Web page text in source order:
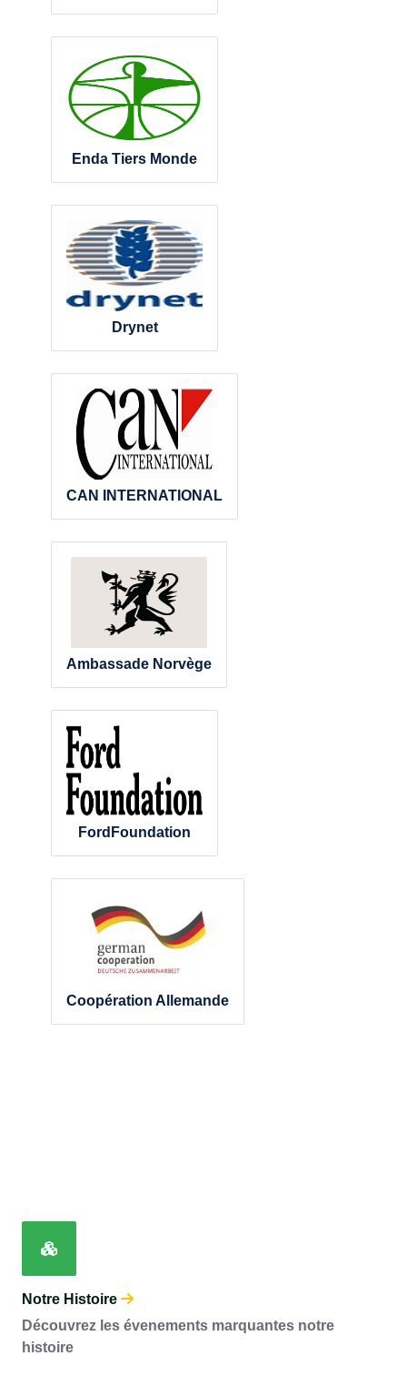
Enda Tiers Monde
Drynet
CAN INTERNATIONAL
Ambassade Norvège
FordFoundation
Coopération Allemande
Notre Histoire
Découvrez les évenements marquantes notre
histoire